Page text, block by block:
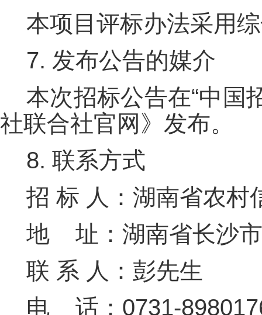
本项目评标办法采用
7. 发布公告的媒介
本次招标公告在“中国
社联合社官网》发布。
8. 联系方式
招 标 人：湖南省农村
地 址： 湖南省长沙
联 系 人： 彭先生
电 话： 0731-